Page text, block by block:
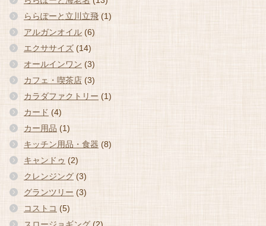
ららぽーと立川立飛 (1)
アルガンオイル (6)
エクササイズ (14)
オールインワン (3)
カフェ・喫茶店 (3)
カラダファクトリー (1)
カード (4)
カー用品 (1)
キッチン用品・食器 (8)
キャンドゥ (2)
クレンジング (3)
グランツリー (3)
コストコ (5)